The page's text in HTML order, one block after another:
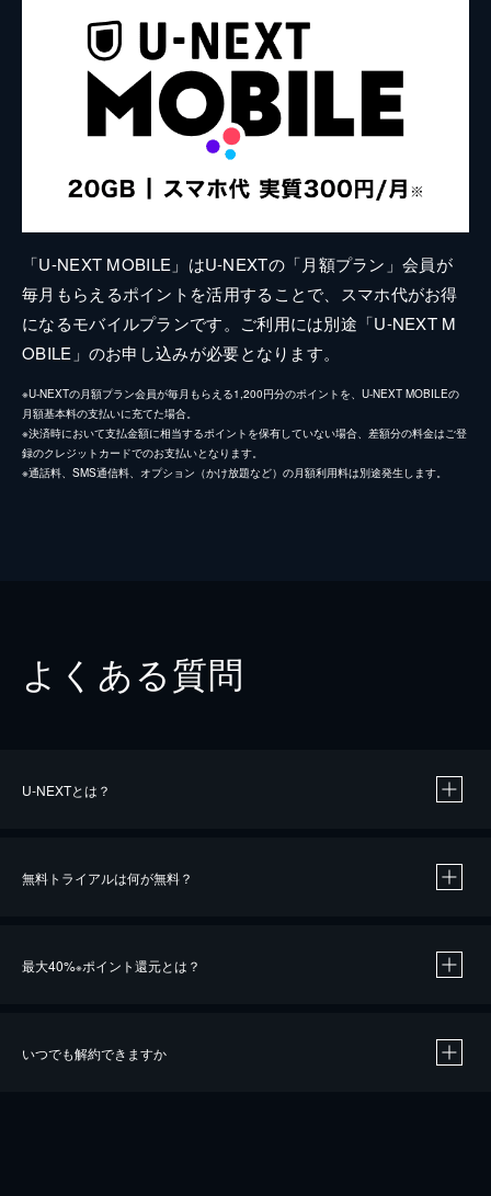
「U-NEXT MOBILE」はU-NEXTの「月額プラン」会員が
毎月もらえるポイントを活用することで、スマホ代がお得
になるモバイルプランです。ご利用には別途「U-NEXT M
OBILE」のお申し込みが必要となります。
※U-NEXTの月額プラン会員が毎月もらえる1,200円分のポイントを、U-NEXT MOBILEの
月額基本料の支払いに充てた場合。
※決済時において支払金額に相当するポイントを保有していない場合、差額分の料金はご登
録のクレジットカードでのお支払いとなります。
※通話料、SMS通信料、オプション（かけ放題など）の月額利用料は別途発生します。
よくある質問
U-NEXTとは？
無料トライアルは何が無料？
最大40%※ポイント還元とは？
いつでも解約できますか